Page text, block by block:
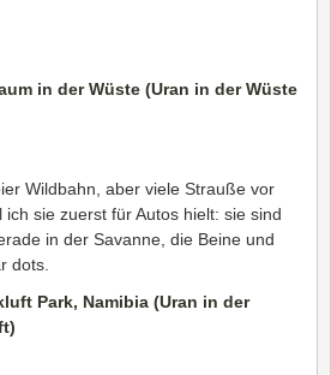
Wildbahn, aber viele Strauße vor
sie zuerst für Autos hielt: sie sind
in der Savanne, die Beine und
dots.